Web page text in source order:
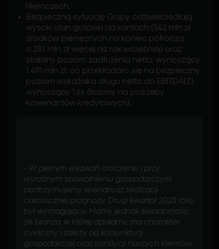
Niemczech.
Bezpieczną sytuację Grupy odzwierciedlają
wysoki stan gotówki na kontach (542 mln zł
środków pieniężnych na koniec półrocza,
o 281 mln zł więcej niż rok wcześniej) oraz
stabilny poziom zadłużenia netto, wynoszący
1 491 mln zł, co przekładało się na bezpieczny
poziom wskaźnika długu netto do EBITDA(Z),
wynoszący 1,6x (liczony na potrzeby
kowenantów kredytowych).
- W pełnym wyzwań otoczeniu i przy
wyraźnym spowolnieniu gospodarczym
podtrzymujemy scenariusz realizacji
całorocznej prognozy. Drugi kwartał 2023 roku
był wymagający. Mamy jednak świadomość,
że branża, w której działamy, ma charakter
cykliczny i zależy od koniunktury
gospodarczej oraz kondycji naszych klientów.